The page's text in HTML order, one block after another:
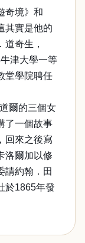
奇境》和
其實是他的
奇生，
津大學一等
堂學院聘任
爾的三個女
了一個故事
回來之後寫
洛爾加以修
請約翰．田
於1865年發